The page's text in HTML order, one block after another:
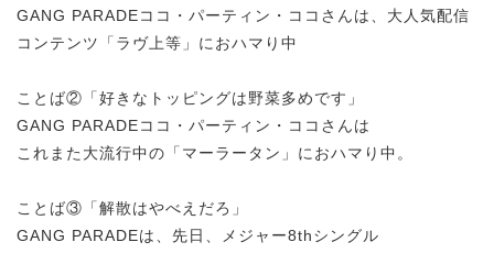
GANG PARADEココ・パーティン・ココさんは、大人気配信
コンテンツ「ラヴ上等」におハマり中
ことば②「好きなトッピングは野菜多めです」
GANG PARADEココ・パーティン・ココさんは
これまた大流行中の「マーラータン」におハマり中。
ことば③「解散はやべえだろ」
GANG PARADEは、先日、メジャー8thシングル